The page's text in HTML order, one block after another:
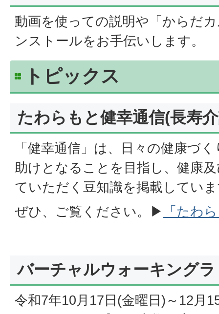
動画を使っての説明や「からだ
ンストールをお手伝いします。
トピックス
たわらもと健幸通信(長寿
「健幸通信」は、日々の健康づ
助けとなることを目指し、健康
ていただく豆知識を掲載してい
ぜひ、ご覧ください。▶
「たわ
バーチャルウォーキング
令和7年10月17日(金曜日)～12月